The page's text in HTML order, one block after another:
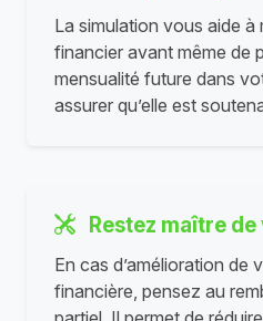
La simulation vous aide à
financier avant même de
mensualité future dans
assurer qu’elle est
Restez maître
En cas d’amélioration de
financière, pensez au